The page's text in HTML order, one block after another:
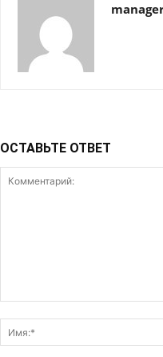
ОСТАВЬТЕ ОТВЕТ